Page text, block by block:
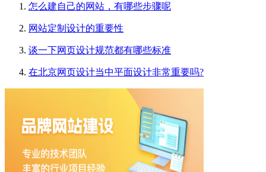
怎么建自己的网站，有哪些步骤呢
网站定制设计的重要性
谈一下网页设计规范都有哪些标准
在北京网页设计当中平面设计非常重要吗?